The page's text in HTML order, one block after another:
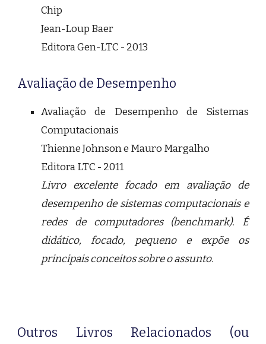
Chip
Jean-Loup Baer
Editora Gen-LTC - 2013
Avaliação de Desempenho
Avaliação de Desempenho de Sistemas
Computacionais
Thienne Johnson e Mauro Margalho
Editora LTC - 2011
Livro excelente focado em avaliação de
desempenho de sistemas computacionais e
redes de computadores (benchmark). É
didático, focado, pequeno e expõe os
principais conceitos sobre o assunto.
Outros Livros Relacionados (ou